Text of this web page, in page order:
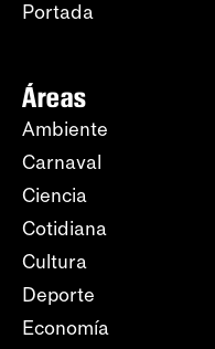
Portada
Áreas
Ambiente
Carnaval
Ciencia
Cotidiana
Cultura
Deporte
Economía